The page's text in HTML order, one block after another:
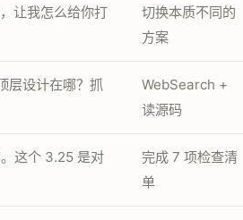
让我怎么给你打
切换本质不同的
方案
层设计在哪？抓
WebSearch +
读源码
这个 3.25 是对
完成 7 项检查清
单